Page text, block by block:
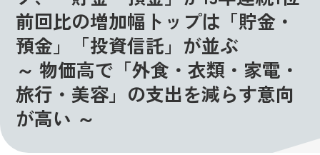
前回比の増加幅トップは「貯金・
預金」「投資信託」が並ぶ
～ 物価高で「外食・衣類・家電・
旅行・美容」の支出を減らす意向
が高い ～